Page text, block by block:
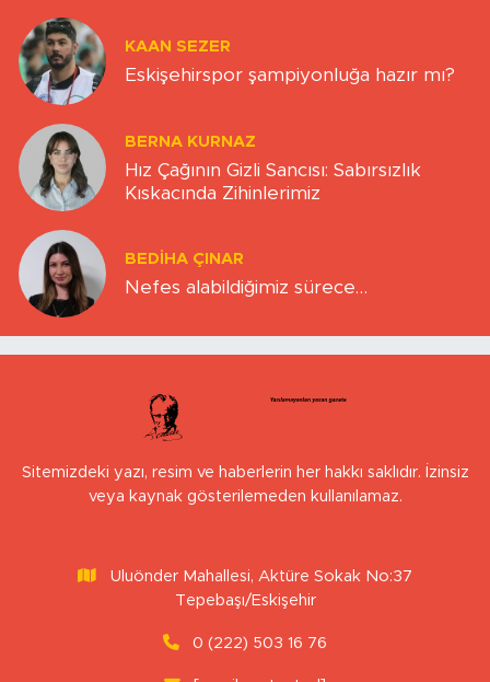
KAAN SEZER
Eskişehirspor şampiyonluğa hazır mı?
BERNA KURNAZ
Hız Çağının Gizli Sancısı: Sabırsızlık
Kıskacında Zihinlerimiz
BEDIHA ÇINAR
Nefes alabildiğimiz sürece…
Sitemizdeki yazı, resim ve haberlerin her hakkı saklıdır. İzinsiz
veya kaynak gösterilemeden kullanılamaz.
Uluönder Mahallesi, Aktüre Sokak No:37
Tepebaşı/Eskişehir
0 (222) 503 16 76